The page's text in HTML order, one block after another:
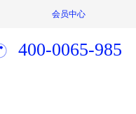
会员中心
400-0065-985